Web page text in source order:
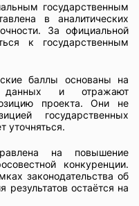
государственным
в аналитических
За официальной
к государственным
баллы основаны на
данных и отражают
проекта. Они не
государственных
уточняться.
на повышение
конкуренции.
законодательства об
остаётся на